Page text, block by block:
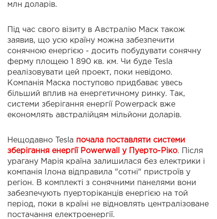
млн доларів.
Під час свого візиту в Австралію Маск також
заявив, що усю країну можна забезпечити
сонячною енергією - досить побудувати сонячну
ферму площею 1 890 кв. км. Чи буде Tesla
реалізовувати цей проект, поки невідомо.
Компанія Маска поступово придбаває увесь
більший вплив на енергетичному ринку. Так,
системи зберігання енергії Powerpack вже
економлять австралійцям мільйони доларів.
Нещодавно Tesla почала поставляти системи
зберігання енергії Powerwall у Пуерто-Ріко. Після
урагану Марія країна залишилася без електрики і
компанія Ілона відправила "сотні" пристроїв у
регіон. В комплекті з сонячними панелями вони
забезпечують пуерторіканців енергією на той
період, поки в країні не відновлять централізоване
постачання електроенергії.